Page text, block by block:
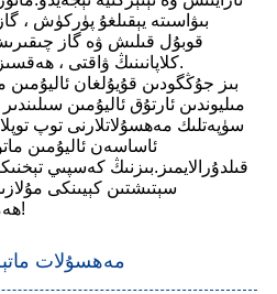
بىۋاسىتە يېقىلغۇ پۈركۈش ،
كلاپانىنىڭ ۋاقتى ، ھەقسىز ۋاقىت زەنجىرىنى ئاسراش.
مىليوندىن ئارتۇق ئاليۇمىن
سۈپەتلىك مەھسۇلاتلارنى توپ
ئاساسەن ئاليۇمىن
قىلدۇرالايمىز.بىزنىڭ كەسپىي
سېتىشتىن كېيىنكى
ھەمكارلىشىشنى ئۈمىد قىلىمىز!
مەھسۇلات